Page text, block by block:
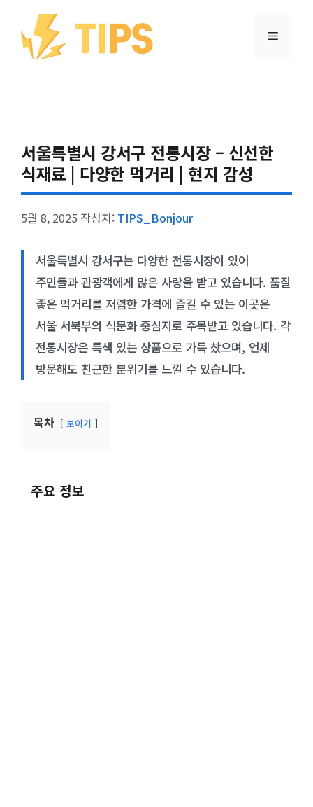
건너뛰기
메뉴
서울특별시 강서구 전통시장 – 신선한
식재료 | 다양한 먹거리 | 현지 감성
5월 8, 2025 작성자: TIPS_Bonjour
서울특별시 강서구는 다양한 전통시장이 있어
주민들과 관광객에게 많은 사랑을 받고 있습니다. 품질
좋은 먹거리를 저렴한 가격에 즐길 수 있는 이곳은
서울 서북부의 식문화 중심지로 주목받고 있습니다. 각
전통시장은 특색 있는 상품으로 가득 찼으며, 언제
방문해도 친근한 분위기를 느낄 수 있습니다.
목차 보이기
주요 정보